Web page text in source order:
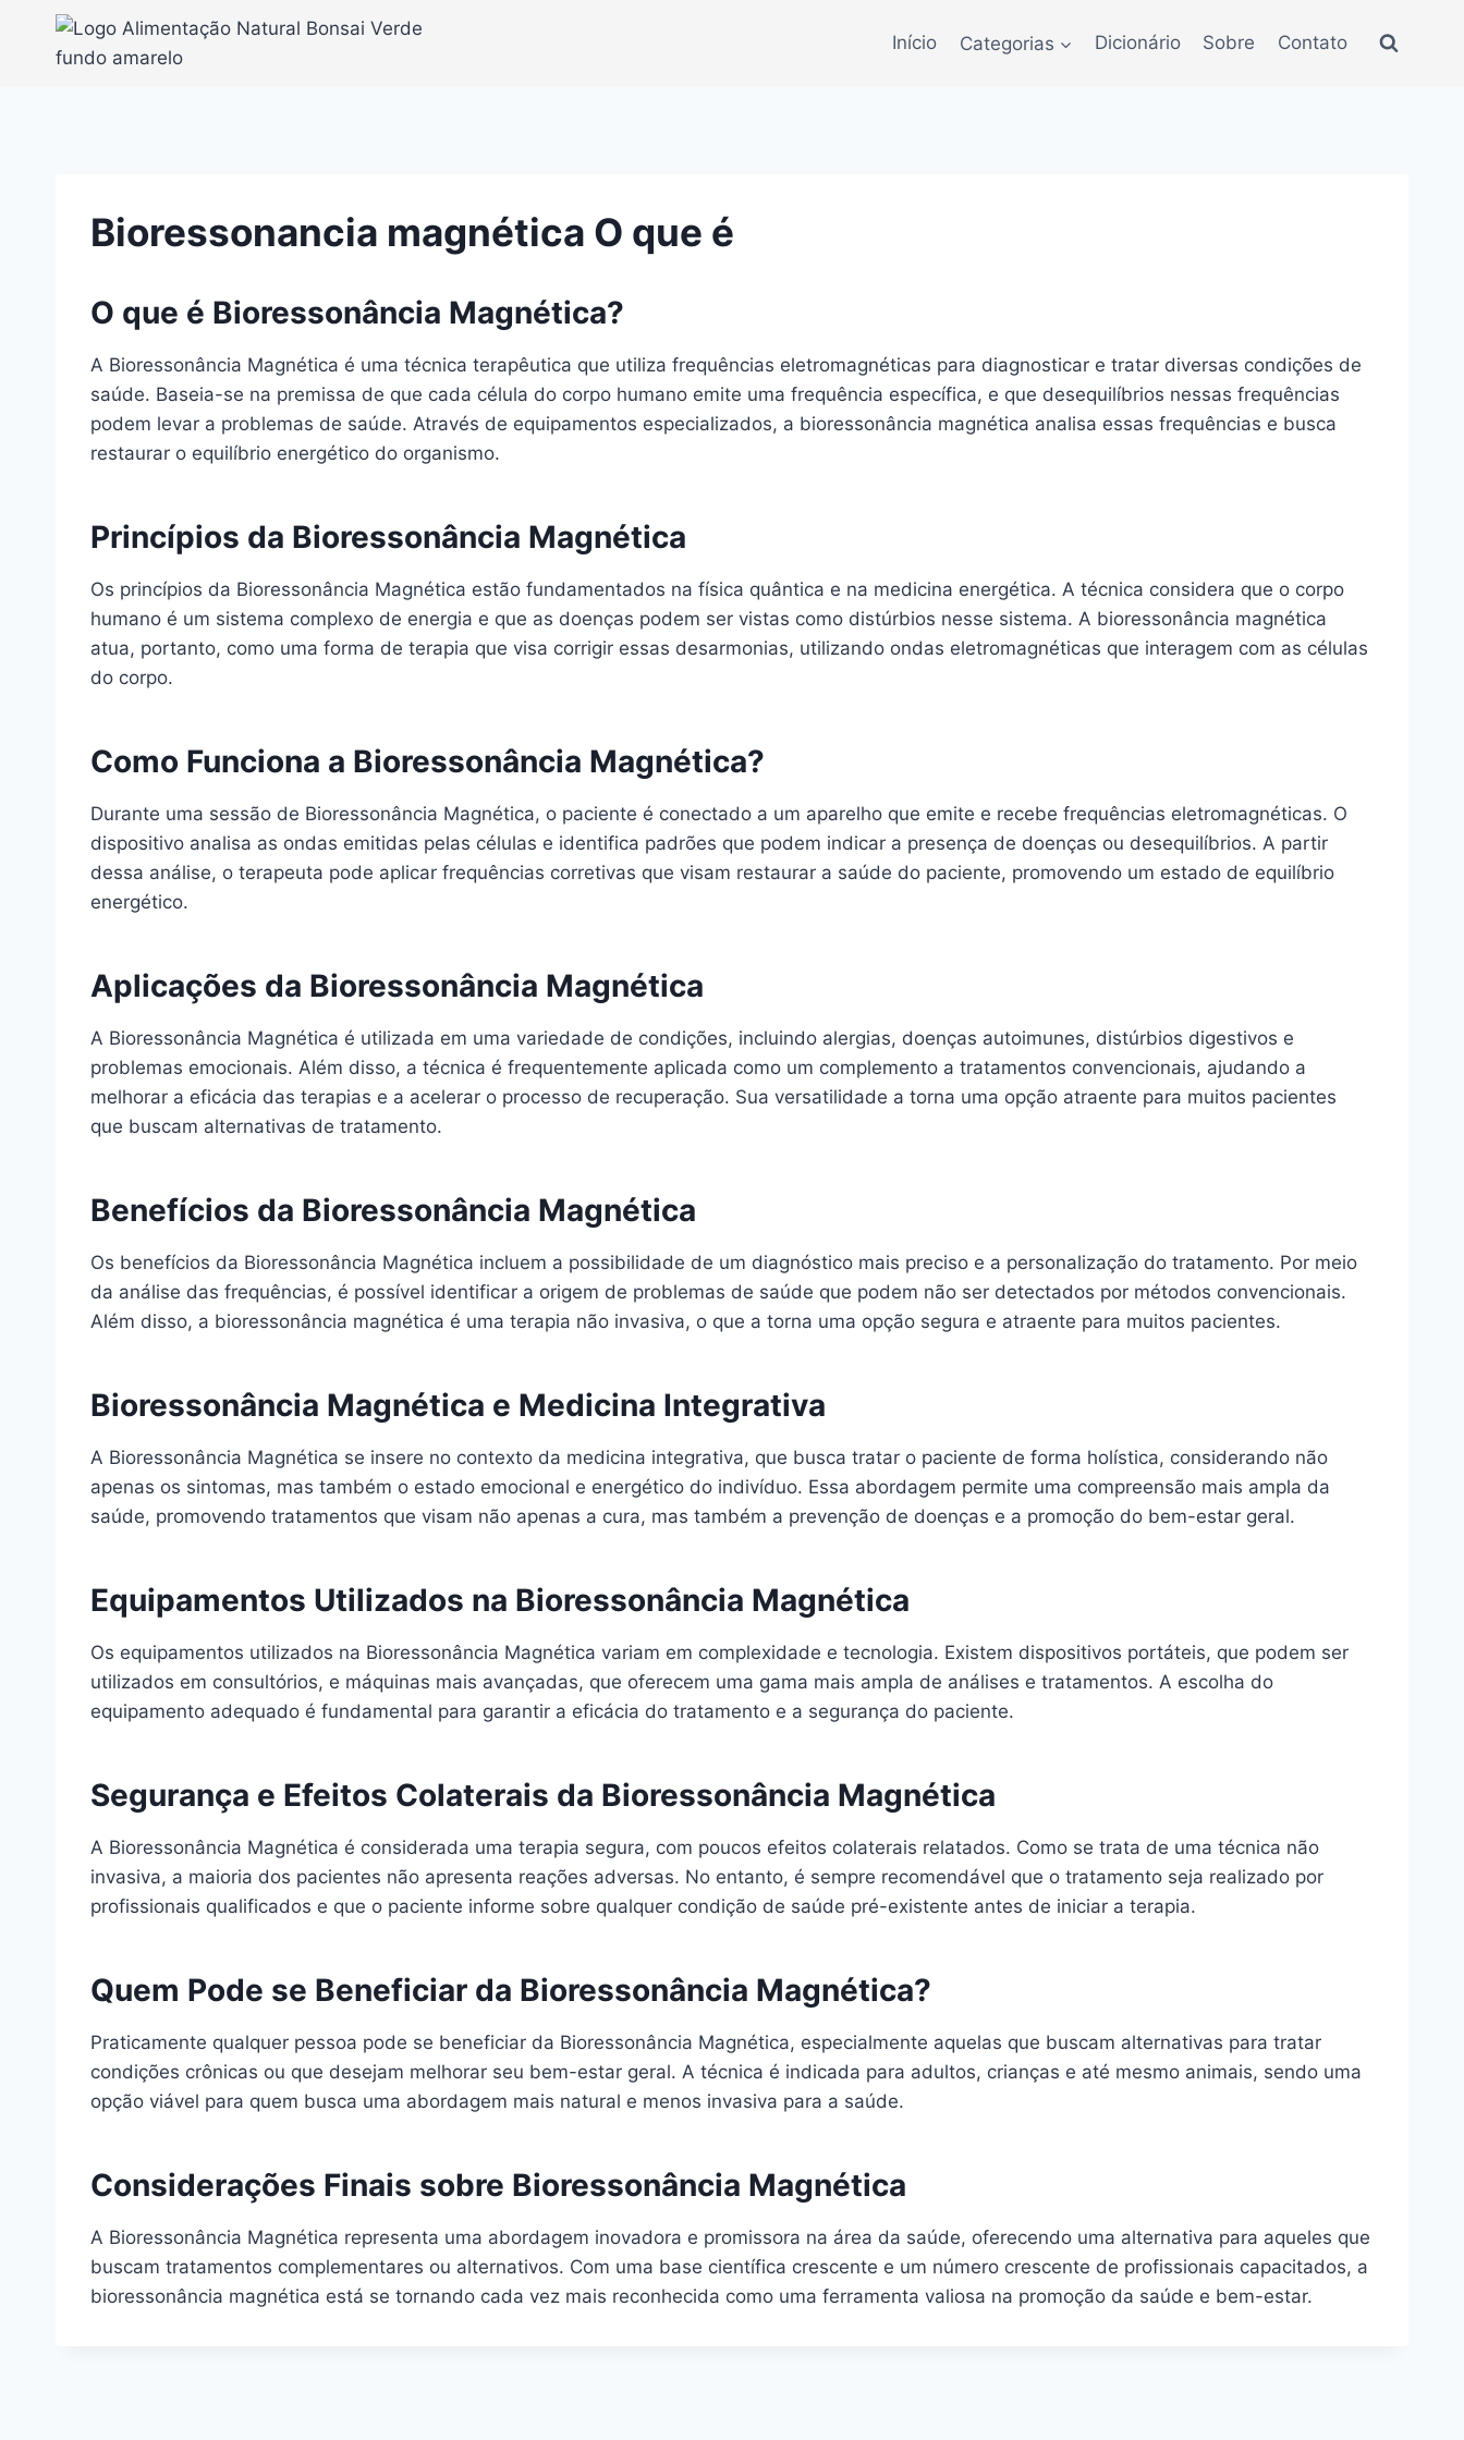
Início Categorias Dicionário Sobre Contato
Bioressonancia magnética O que é
O que é Bioressonância Magnética?
A Bioressonância Magnética é uma técnica terapêutica que utiliza frequências eletromagnéticas para diagnosticar e tratar diversas condições de
saúde. Baseia-se na premissa de que cada célula do corpo humano emite uma frequência específica, e que desequilíbrios nessas frequências
podem levar a problemas de saúde. Através de equipamentos especializados, a bioressonância magnética analisa essas frequências e busca
restaurar o equilíbrio energético do organismo.
Princípios da Bioressonância Magnética
Os princípios da Bioressonância Magnética estão fundamentados na física quântica e na medicina energética. A técnica considera que o corpo
humano é um sistema complexo de energia e que as doenças podem ser vistas como distúrbios nesse sistema. A bioressonância magnética
atua, portanto, como uma forma de terapia que visa corrigir essas desarmonias, utilizando ondas eletromagnéticas que interagem com as células
do corpo.
Como Funciona a Bioressonância Magnética?
Durante uma sessão de Bioressonância Magnética, o paciente é conectado a um aparelho que emite e recebe frequências eletromagnéticas. O
dispositivo analisa as ondas emitidas pelas células e identifica padrões que podem indicar a presença de doenças ou desequilíbrios. A partir
dessa análise, o terapeuta pode aplicar frequências corretivas que visam restaurar a saúde do paciente, promovendo um estado de equilíbrio
energético.
Aplicações da Bioressonância Magnética
A Bioressonância Magnética é utilizada em uma variedade de condições, incluindo alergias, doenças autoimunes, distúrbios digestivos e
problemas emocionais. Além disso, a técnica é frequentemente aplicada como um complemento a tratamentos convencionais, ajudando a
melhorar a eficácia das terapias e a acelerar o processo de recuperação. Sua versatilidade a torna uma opção atraente para muitos pacientes
que buscam alternativas de tratamento.
Benefícios da Bioressonância Magnética
Os benefícios da Bioressonância Magnética incluem a possibilidade de um diagnóstico mais preciso e a personalização do tratamento. Por meio
da análise das frequências, é possível identificar a origem de problemas de saúde que podem não ser detectados por métodos convencionais.
Além disso, a bioressonância magnética é uma terapia não invasiva, o que a torna uma opção segura e atraente para muitos pacientes.
Bioressonância Magnética e Medicina Integrativa
A Bioressonância Magnética se insere no contexto da medicina integrativa, que busca tratar o paciente de forma holística, considerando não
apenas os sintomas, mas também o estado emocional e energético do indivíduo. Essa abordagem permite uma compreensão mais ampla da
saúde, promovendo tratamentos que visam não apenas a cura, mas também a prevenção de doenças e a promoção do bem-estar geral.
Equipamentos Utilizados na Bioressonância Magnética
Os equipamentos utilizados na Bioressonância Magnética variam em complexidade e tecnologia. Existem dispositivos portáteis, que podem ser
utilizados em consultórios, e máquinas mais avançadas, que oferecem uma gama mais ampla de análises e tratamentos. A escolha do
equipamento adequado é fundamental para garantir a eficácia do tratamento e a segurança do paciente.
Segurança e Efeitos Colaterais da Bioressonância Magnética
A Bioressonância Magnética é considerada uma terapia segura, com poucos efeitos colaterais relatados. Como se trata de uma técnica não
invasiva, a maioria dos pacientes não apresenta reações adversas. No entanto, é sempre recomendável que o tratamento seja realizado por
profissionais qualificados e que o paciente informe sobre qualquer condição de saúde pré-existente antes de iniciar a terapia.
Quem Pode se Beneficiar da Bioressonância Magnética?
Praticamente qualquer pessoa pode se beneficiar da Bioressonância Magnética, especialmente aquelas que buscam alternativas para tratar
condições crônicas ou que desejam melhorar seu bem-estar geral. A técnica é indicada para adultos, crianças e até mesmo animais, sendo uma
opção viável para quem busca uma abordagem mais natural e menos invasiva para a saúde.
Considerações Finais sobre Bioressonância Magnética
A Bioressonância Magnética representa uma abordagem inovadora e promissora na área da saúde, oferecendo uma alternativa para aqueles que
buscam tratamentos complementares ou alternativos. Com uma base científica crescente e um número crescente de profissionais capacitados, a
bioressonância magnética está se tornando cada vez mais reconhecida como uma ferramenta valiosa na promoção da saúde e bem-estar.